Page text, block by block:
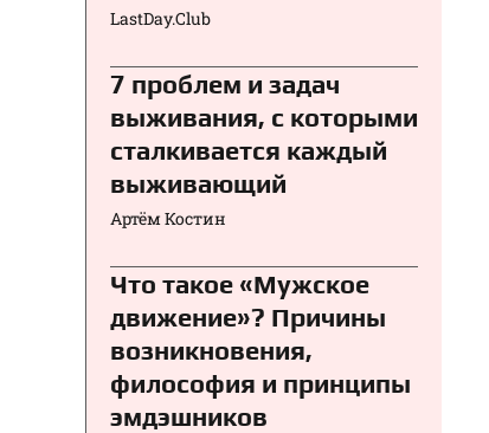
LastDay.Club
7 проблем и задач
выживания, с которыми
сталкивается каждый
выживающий
Артём Костин
Что такое «Мужское
движение»? Причины
возникновения,
философия и принципы
эмдэшников